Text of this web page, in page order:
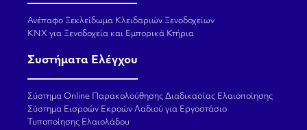
Ανέπαφο Ξεκλείδωμα Κλειδαριών Ξενοδοχείων
KNX για Ξενοδοχεία και Εμπορικά Κτήρια
Συστήματα Ελέγχου
Σύστημα Online Παρακολούθησης Διαδικασίας Ελαιοποίησης
Σύστημα Εισροών Εκροών Λαδιού για Εργοστάσιο
Τυποποίησης Ελαιολάδου